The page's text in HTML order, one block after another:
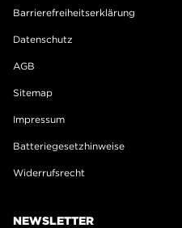
Barrierefreiheitserklärung
Datenschutz
AGB
Sitemap
Impressum
Batteriegesetzhinweise
Widerrufsrecht
NEWSLETTER